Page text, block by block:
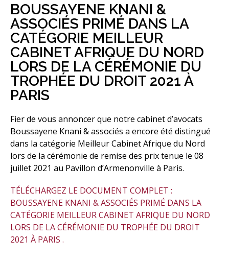
BOUSSAYENE KNANI &
ASSOCIÉS PRIMÉ DANS LA
CATÉGORIE MEILLEUR
CABINET AFRIQUE DU NORD
LORS DE LA CÉRÉMONIE DU
TROPHÉE DU DROIT 2021 À
PARIS
Fier de vous annoncer que notre cabinet d’avocats
Boussayene Knani & associés a encore été distingué
dans la catégorie Meilleur Cabinet Afrique du Nord
lors de la cérémonie de remise des prix tenue le 08
juillet 2021 au Pavillon d’Armenonville à Paris.
TÉLÉCHARGEZ LE DOCUMENT COMPLET :
BOUSSAYENE KNANI & ASSOCIÉS PRIMÉ DANS LA
CATÉGORIE MEILLEUR CABINET AFRIQUE DU NORD
LORS DE LA CÉRÉMONIE DU TROPHÉE DU DROIT
2021 À PARIS .